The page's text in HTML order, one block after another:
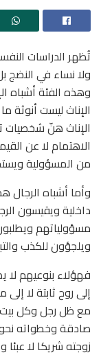
تُظهر الدراسات
ولا نساء في النضج
وهذه الفئة أشباه
الإناث ليست أنوثة
الإناث هنّ شخصيات
الاهتمام لا عن
من المسؤولية
وأما أشباه
داخلية ويقيسون
مسؤولياتهم
ويلجؤون للكذب
فهؤلاء بنوعيهم لا
إلى روح ثابتة لا
مع ظل رجل وكل بيت
صادقة وخطواته
زوجته شريكا لا